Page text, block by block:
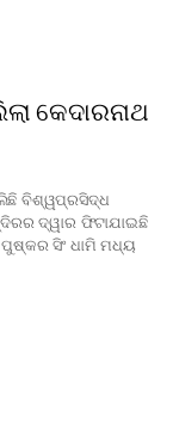
କେଦାରନାଥ
ବିଶ୍ୱପ୍ରସିଦ୍ଧ
ଦ୍ୱାର ଫିଟାଯାଇଛି
ସିଂ ଧାମି ମଧ୍ୟ